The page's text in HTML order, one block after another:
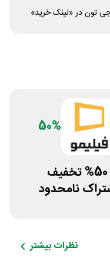
تون در «لینک خرید»
50%
تا 50% تخفیف
نامحدود
نظرات بیشتر